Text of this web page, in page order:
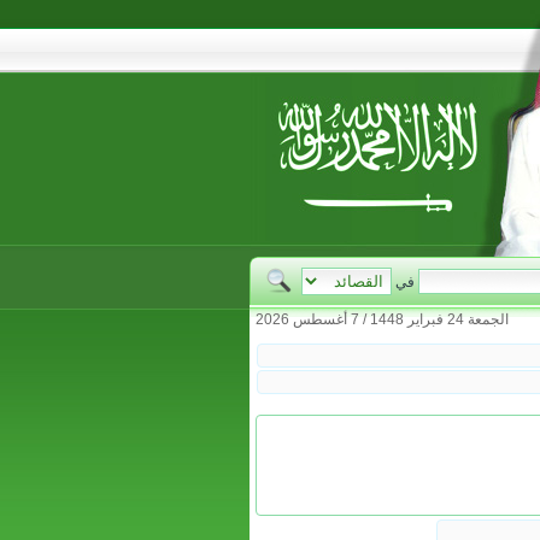
في
الجمعة 24 فبراير 1448 / 7 أغسطس 2026